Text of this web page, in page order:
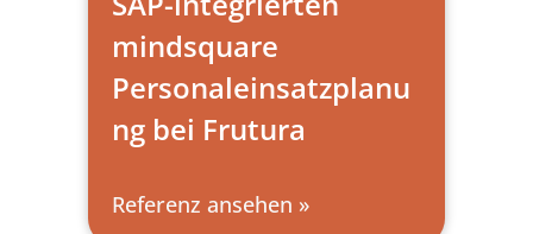
mindsquare
Personaleinsatzplanu
ng bei Frutura
Referenz ansehen »